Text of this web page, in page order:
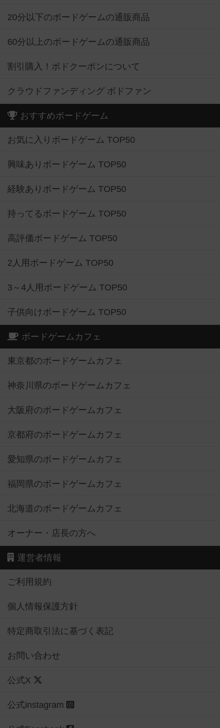
20分以下のボードゲームの通販商品
60分以上のボードゲームの通販商品
割引購入！ボドクーポンについて
クラウドファンディング ボドファン
おすすめボードゲーム
お気に入りボードゲーム TOP50
興味ありボードゲーム TOP50
経験ありボードゲーム TOP50
持ってるボードゲーム TOP50
高評価ボードゲーム TOP50
2人用ボードゲーム TOP50
3～4人用ボードゲーム TOP50
子供向けボードゲーム TOP50
ボードゲームカフェ
東京都のボードゲームカフェ
神奈川県のボードゲームカフェ
大阪府のボードゲームカフェ
京都府のボードゲームカフェ
愛知県のボードゲームカフェ
福岡県のボードゲームカフェ
北海道のボードゲームカフェ
オーナー・店長の方へ
運営者情報
ご利用規約
個人情報保護方針
特定商取引法に基づく表記
お問い合わせ
公式X
公式instagram